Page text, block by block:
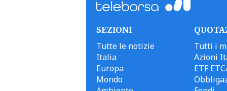
SEZIONI
Tutte le notizie
Italia
Europa
Mondo
Tutti i
Azioni
ETF